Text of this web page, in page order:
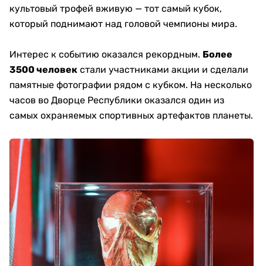
культовый трофей вживую — тот самый кубок,
который поднимают над головой чемпионы мира.
Интерес к событию оказался рекордным. Более
3500 человек стали участниками акции и сделали
памятные фотографии рядом с кубком. На несколько
часов во Дворце Республики оказался один из
самых охраняемых спортивных артефактов планеты.